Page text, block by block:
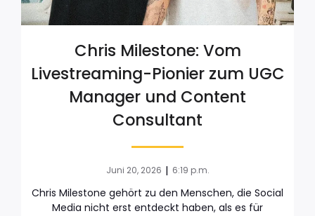
Chris Milestone: Vom
Livestreaming-Pionier zum UGC
Manager und Content
Consultant
Juni 20, 2026 | 6:19 p.m.
Chris Milestone gehört zu den Menschen, die Social
Media nicht erst entdeckt haben, als es für